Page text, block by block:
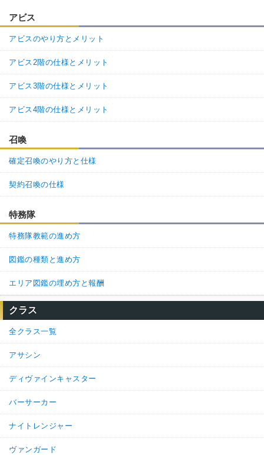
アビス
アビスのやり方とメリット
アビス2階の仕様とメリット
アビス3階の仕様とメリット
アビス4階の仕様とメリット
召喚
確定召喚のやり方と仕様
契約召喚の仕様
特務隊
特務隊教範の進め方
図鑑の種類と進め方
エリア図鑑の埋め方と報酬
クラス
全クラス一覧
アサシン
ディヴァインキャスター
バーサーカー
ナイトレンジャー
ヴァンガード